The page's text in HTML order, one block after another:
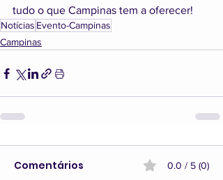
tudo o que Campinas tem a oferecer!
Notícias Evento-Campinas
Campinas
Comentários 0.0 / 5 (0)